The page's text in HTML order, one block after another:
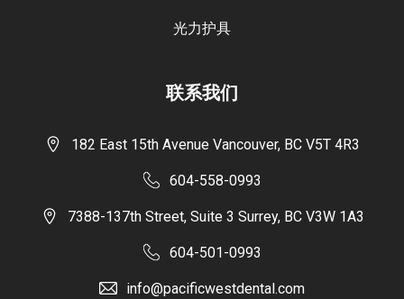
光力护具
联系我们
182 East 15th Avenue Vancouver, BC V5T 4R3
604-558-0993
7388-137th Street, Suite 3 Surrey, BC V3W 1A3
604-501-0993
info@pacificwestdental.com